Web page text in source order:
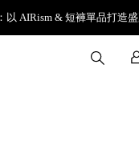
以 AIRism & 短褲單品打造盛